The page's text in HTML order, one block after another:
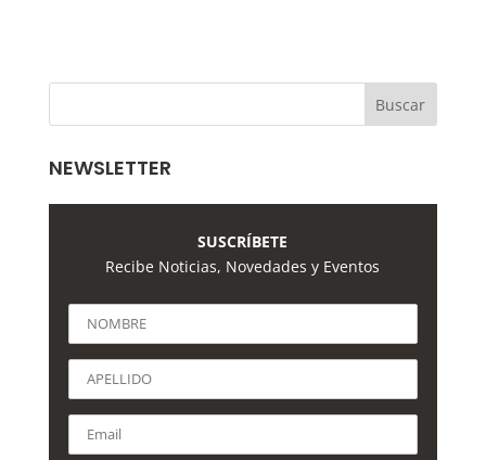
NEWSLETTER
SUSCRÍBETE
Recibe Noticias, Novedades y Eventos